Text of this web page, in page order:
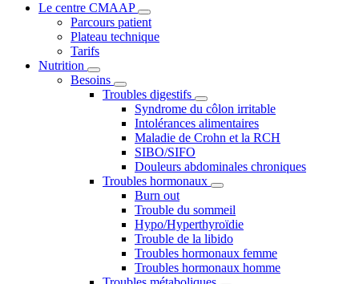
Le centre CMAAP
Parcours patient
Plateau technique
Tarifs
Nutrition
Besoins
Troubles digestifs
Syndrome du côlon irritable
Intolérances alimentaires
Maladie de Crohn et la RCH
SIBO/SIFO
Douleurs abdominales chroniques
Troubles hormonaux
Burn out
Trouble du sommeil
Hypo/Hyperthyroïdie
Trouble de la libido
Troubles hormonaux femme
Troubles hormonaux homme